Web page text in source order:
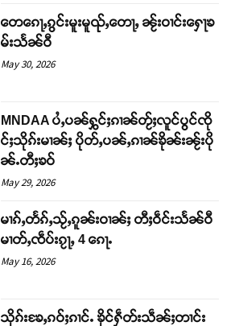
တေၵေႃႇၵွင်းမူးမူၺ်ႇတေႃႇ ၼႂ်းဝၢင်းႁေႃၶ
မ်းသႅၼ်ဝီ
May 30, 2026
MNDAA ပႆႇပၼ်ႁွင်ႈၵၢၼ်တႂ်ႈလူင်ပွင်ၸို
င်ႈသိုၵ်းမၢၼ်ႈ ပိုတ်ႇပၼ်ႇၵၢၼ်ၶိုၼ်းၼႂ်းပို
ၼ်ႉတီႈၶဝ်
May 29, 2026
မၢၵ်ႇတႅၵ်ႇသႂ်ႇၵူၼ်းဝၢၼ်ႈ တီႈဝဵင်းသႅၼ်ဝီ
မၢတ်ႇၸဵပ်းၵႂႃႇ 4 ၵေႃႉ
May 16, 2026
သိုၵ်းၶႄႇၵဝ်ႈၵၢင်ႉ ၶိုင်ႁဵတ်းသဵၼ်ႈတၢင်း